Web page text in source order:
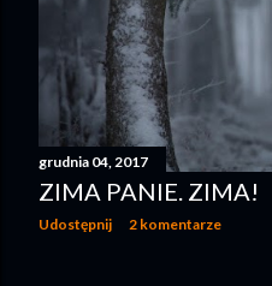
grudnia 04, 2017
ZIMA PANIE. ZIMA!
Udostępnij 2 komentarze